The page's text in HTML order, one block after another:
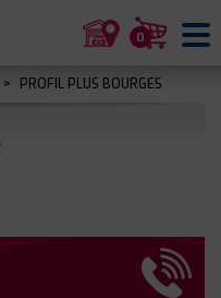
0
> PROFIL PLUS BOURGES